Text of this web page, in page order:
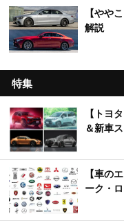
【やや
解説
特集
【トヨ
＆新車
【車の
ーク・